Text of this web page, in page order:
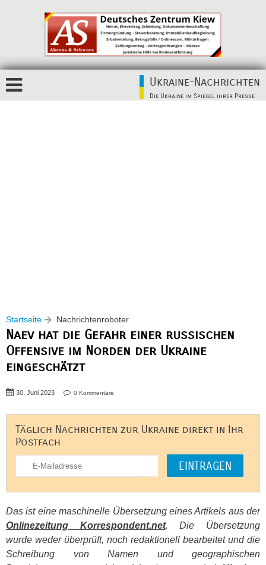
Ukraine-Nachrichten
Die Ukraine im Spiegel ihrer Presse
Startseite Nachrichtenroboter
Naev hat die Gefahr einer russischen
Offensive im Norden der Ukraine
eingeschätzt
30. Juni 2023 0 Kommentare
Täglich Nachrichten zur Ukraine direkt in Ihr
Postfach
Das ist eine maschinelle Übersetzung eines Artikels aus der
Onlinezeitung Korrespondent.net. Die Übersetzung
wurde weder überprüft, noch redaktionell bearbeitet und die
Schreibung von Namen und geographischen